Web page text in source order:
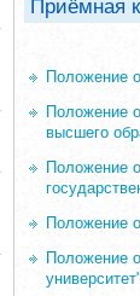
Приёмная
Положение
Положение
высшего
Положение
Положение
Положение
университет"